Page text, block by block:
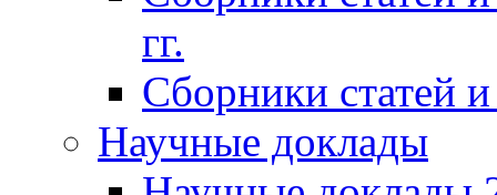
гг.
Сборники статей
Научные доклады